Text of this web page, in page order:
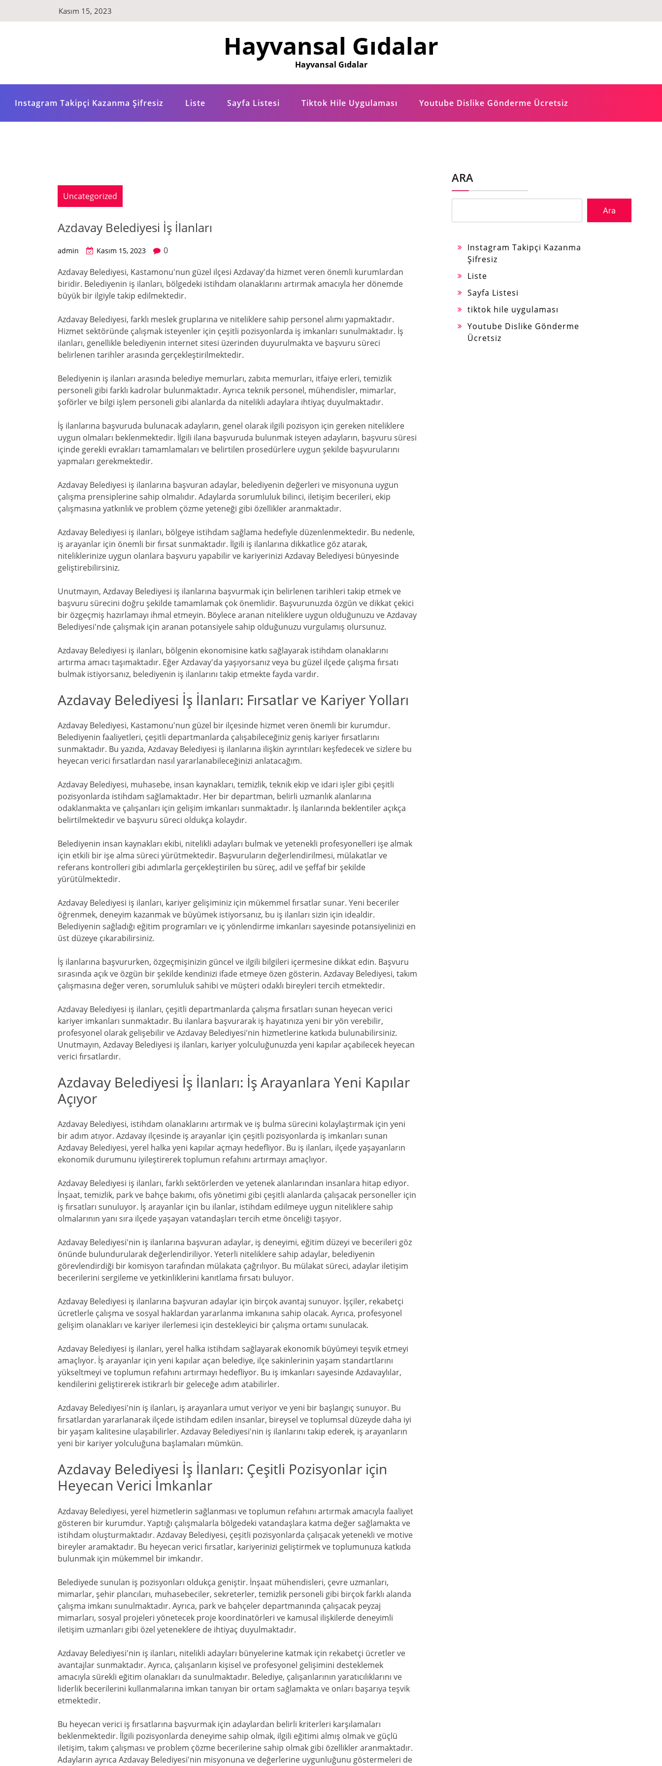
Kasım 15, 2023
Hayvansal Gıdalar
Hayvansal Gıdalar
Instagram Takipçi Kazanma Şifresiz Liste Sayfa Listesi Tiktok Hile Uygulaması Youtube Dislike Gönderme Ücretsiz
Uncategorized
Azdavay Belediyesi İş İlanları
admin Kasım 15, 2023
0
Azdavay Belediyesi, Kastamonu'nun güzel ilçesi Azdavay'da hizmet veren önemli kurumlardan
biridir. Belediyenin iş ilanları, bölgedeki istihdam olanaklarını artırmak amacıyla her dönemde
büyük bir ilgiyle takip edilmektedir.
Azdavay Belediyesi, farklı meslek gruplarına ve niteliklere sahip personel alımı yapmaktadır.
Hizmet sektöründe çalışmak isteyenler için çeşitli pozisyonlarda iş imkanları sunulmaktadır. İş
ilanları, genellikle belediyenin internet sitesi üzerinden duyurulmakta ve başvuru süreci
belirlenen tarihler arasında gerçekleştirilmektedir.
Belediyenin iş ilanları arasında belediye memurları, zabıta memurları, itfaiye erleri, temizlik
personeli gibi farklı kadrolar bulunmaktadır. Ayrıca teknik personel, mühendisler, mimarlar,
şoförler ve bilgi işlem personeli gibi alanlarda da nitelikli adaylara ihtiyaç duyulmaktadır.
İş ilanlarına başvuruda bulunacak adayların, genel olarak ilgili pozisyon için gereken niteliklere
uygun olmaları beklenmektedir. İlgili ilana başvuruda bulunmak isteyen adayların, başvuru süresi
içinde gerekli evrakları tamamlamaları ve belirtilen prosedürlere uygun şekilde başvurularını
yapmaları gerekmektedir.
Azdavay Belediyesi iş ilanlarına başvuran adaylar, belediyenin değerleri ve misyonuna uygun
çalışma prensiplerine sahip olmalıdır. Adaylarda sorumluluk bilinci, iletişim becerileri, ekip
çalışmasına yatkınlık ve problem çözme yeteneği gibi özellikler aranmaktadır.
Azdavay Belediyesi iş ilanları, bölgeye istihdam sağlama hedefiyle düzenlenmektedir. Bu nedenle,
iş arayanlar için önemli bir fırsat sunmaktadır. İlgili iş ilanlarına dikkatlice göz atarak,
niteliklerinize uygun olanlara başvuru yapabilir ve kariyerinizi Azdavay Belediyesi bünyesinde
geliştirebilirsiniz.
Unutmayın, Azdavay Belediyesi iş ilanlarına başvurmak için belirlenen tarihleri takip etmek ve
başvuru sürecini doğru şekilde tamamlamak çok önemlidir. Başvurunuzda özgün ve dikkat çekici
bir özgeçmiş hazırlamayı ihmal etmeyin. Böylece aranan niteliklere uygun olduğunuzu ve Azdavay
Belediyesi'nde çalışmak için aranan potansiyele sahip olduğunuzu vurgulamış olursunuz.
Azdavay Belediyesi iş ilanları, bölgenin ekonomisine katkı sağlayarak istihdam olanaklarını
artırma amacı taşımaktadır. Eğer Azdavay'da yaşıyorsanız veya bu güzel ilçede çalışma fırsatı
bulmak istiyorsanız, belediyenin iş ilanlarını takip etmekte fayda vardır.
Azdavay Belediyesi İş İlanları: Fırsatlar ve Kariyer Yolları
Azdavay Belediyesi, Kastamonu'nun güzel bir ilçesinde hizmet veren önemli bir kurumdur.
Belediyenin faaliyetleri, çeşitli departmanlarda çalışabileceğiniz geniş kariyer fırsatlarını
sunmaktadır. Bu yazıda, Azdavay Belediyesi iş ilanlarına ilişkin ayrıntıları keşfedecek ve sizlere bu
heyecan verici fırsatlardan nasıl yararlanabileceğinizi anlatacağım.
Azdavay Belediyesi, muhasebe, insan kaynakları, temizlik, teknik ekip ve idari işler gibi çeşitli
pozisyonlarda istihdam sağlamaktadır. Her bir departman, belirli uzmanlık alanlarına
odaklanmakta ve çalışanları için gelişim imkanları sunmaktadır. İş ilanlarında beklentiler açıkça
belirtilmektedir ve başvuru süreci oldukça kolaydır.
Belediyenin insan kaynakları ekibi, nitelikli adayları bulmak ve yetenekli profesyonelleri işe almak
için etkili bir işe alma süreci yürütmektedir. Başvuruların değerlendirilmesi, mülakatlar ve
referans kontrolleri gibi adımlarla gerçekleştirilen bu süreç, adil ve şeffaf bir şekilde
yürütülmektedir.
Azdavay Belediyesi iş ilanları, kariyer gelişiminiz için mükemmel fırsatlar sunar. Yeni beceriler
öğrenmek, deneyim kazanmak ve büyümek istiyorsanız, bu iş ilanları sizin için idealdir.
Belediyenin sağladığı eğitim programları ve iç yönlendirme imkanları sayesinde potansiyelinizi en
üst düzeye çıkarabilirsiniz.
İş ilanlarına başvururken, özgeçmişinizin güncel ve ilgili bilgileri içermesine dikkat edin. Başvuru
sırasında açık ve özgün bir şekilde kendinizi ifade etmeye özen gösterin. Azdavay Belediyesi, takım
çalışmasına değer veren, sorumluluk sahibi ve müşteri odaklı bireyleri tercih etmektedir.
Azdavay Belediyesi iş ilanları, çeşitli departmanlarda çalışma fırsatları sunan heyecan verici
kariyer imkanları sunmaktadır. Bu ilanlara başvurarak iş hayatınıza yeni bir yön verebilir,
profesyonel olarak gelişebilir ve Azdavay Belediyesi'nin hizmetlerine katkıda bulunabilirsiniz.
Unutmayın, Azdavay Belediyesi iş ilanları, kariyer yolculuğunuzda yeni kapılar açabilecek heyecan
verici fırsatlardır.
Azdavay Belediyesi İş İlanları: İş Arayanlara Yeni Kapılar
Açıyor
Azdavay Belediyesi, istihdam olanaklarını artırmak ve iş bulma sürecini kolaylaştırmak için yeni
bir adım atıyor. Azdavay ilçesinde iş arayanlar için çeşitli pozisyonlarda iş imkanları sunan
Azdavay Belediyesi, yerel halka yeni kapılar açmayı hedefliyor. Bu iş ilanları, ilçede yaşayanların
ekonomik durumunu iyileştirerek toplumun refahını artırmayı amaçlıyor.
Azdavay Belediyesi iş ilanları, farklı sektörlerden ve yetenek alanlarından insanlara hitap ediyor.
İnşaat, temizlik, park ve bahçe bakımı, ofis yönetimi gibi çeşitli alanlarda çalışacak personeller için
iş fırsatları sunuluyor. İş arayanlar için bu ilanlar, istihdam edilmeye uygun niteliklere sahip
olmalarının yanı sıra ilçede yaşayan vatandaşları tercih etme önceliği taşıyor.
Azdavay Belediyesi'nin iş ilanlarına başvuran adaylar, iş deneyimi, eğitim düzeyi ve becerileri göz
önünde bulundurularak değerlendiriliyor. Yeterli niteliklere sahip adaylar, belediyenin
görevlendirdiği bir komisyon tarafından mülakata çağrılıyor. Bu mülakat süreci, adaylar iletişim
becerilerini sergileme ve yetkinliklerini kanıtlama fırsatı buluyor.
Azdavay Belediyesi iş ilanlarına başvuran adaylar için birçok avantaj sunuyor. İşçiler, rekabetçi
ücretlerle çalışma ve sosyal haklardan yararlanma imkanına sahip olacak. Ayrıca, profesyonel
gelişim olanakları ve kariyer ilerlemesi için destekleyici bir çalışma ortamı sunulacak.
Azdavay Belediyesi iş ilanları, yerel halka istihdam sağlayarak ekonomik büyümeyi teşvik etmeyi
amaçlıyor. İş arayanlar için yeni kapılar açan belediye, ilçe sakinlerinin yaşam standartlarını
yükseltmeyi ve toplumun refahını artırmayı hedefliyor. Bu iş imkanları sayesinde Azdavaylılar,
kendilerini geliştirerek istikrarlı bir geleceğe adım atabilirler.
Azdavay Belediyesi'nin iş ilanları, iş arayanlara umut veriyor ve yeni bir başlangıç sunuyor. Bu
fırsatlardan yararlanarak ilçede istihdam edilen insanlar, bireysel ve toplumsal düzeyde daha iyi
bir yaşam kalitesine ulaşabilirler. Azdavay Belediyesi'nin iş ilanlarını takip ederek, iş arayanların
yeni bir kariyer yolculuğuna başlamaları mümkün.
Azdavay Belediyesi İş İlanları: Çeşitli Pozisyonlar için
Heyecan Verici İmkanlar
Azdavay Belediyesi, yerel hizmetlerin sağlanması ve toplumun refahını artırmak amacıyla faaliyet
gösteren bir kurumdur. Yaptığı çalışmalarla bölgedeki vatandaşlara katma değer sağlamakta ve
istihdam oluşturmaktadır. Azdavay Belediyesi, çeşitli pozisyonlarda çalışacak yetenekli ve motive
bireyler aramaktadır. Bu heyecan verici fırsatlar, kariyerinizi geliştirmek ve toplumunuza katkıda
bulunmak için mükemmel bir imkandır.
Belediyede sunulan iş pozisyonları oldukça geniştir. İnşaat mühendisleri, çevre uzmanları,
mimarlar, şehir plancıları, muhasebeciler, sekreterler, temizlik personeli gibi birçok farklı alanda
çalışma imkanı sunulmaktadır. Ayrıca, park ve bahçeler departmanında çalışacak peyzaj
mimarları, sosyal projeleri yönetecek proje koordinatörleri ve kamusal ilişkilerde deneyimli
iletişim uzmanları gibi özel yeteneklere de ihtiyaç duyulmaktadır.
Azdavay Belediyesi'nin iş ilanları, nitelikli adayları bünyelerine katmak için rekabetçi ücretler ve
avantajlar sunmaktadır. Ayrıca, çalışanların kişisel ve profesyonel gelişimini desteklemek
amacıyla sürekli eğitim olanakları da sunulmaktadır. Belediye, çalışanlarının yaratıcılıklarını ve
liderlik becerilerini kullanmalarına imkan tanıyan bir ortam sağlamakta ve onları başarıya teşvik
etmektedir.
Bu heyecan verici iş fırsatlarına başvurmak için adaylardan belirli kriterleri karşılamaları
beklenmektedir. İlgili pozisyonlarda deneyime sahip olmak, ilgili eğitimi almış olmak ve güçlü
iletişim, takım çalışması ve problem çözme becerilerine sahip olmak gibi özellikler aranmaktadır.
Adayların ayrıca Azdavay Belediyesi'nin misyonuna ve değerlerine uygunluğunu göstermeleri de
ARA
Ara
Instagram Takipçi Kazanma
Şifresiz
Liste
Sayfa Listesi
tiktok hile uygulaması
Youtube Dislike Gönderme
Ücretsiz